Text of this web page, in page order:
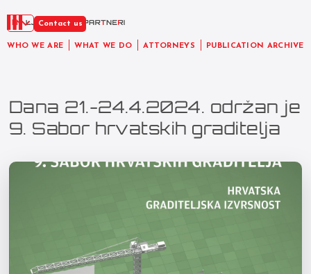
WHO WE ARE WHAT WE DO ATTORNEYS PUBLICATION ARCHIVE
EN Contact us
Dana 21.-24.4.2024. održan je
9. Sabor hrvatskih graditelja